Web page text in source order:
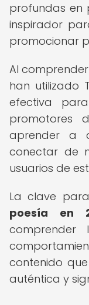
profundas en
inspirador
promocionar
Al
han utilizado
efectiva
promotores
aprender a
conectar de
usuarios de
La clave
poesía en
comprender
contenido
auténtica y